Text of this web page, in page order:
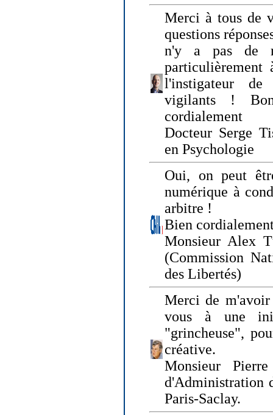
Merci à tous de
questions
n'y a pas de
l'instigateur de
vigilants !
cordialement
Docteur Serge
en Psychologie
Oui, on peut
numérique à
arbitre !
Bien
Monsieur Alex
(Commission
des Libertés)
Merci de
vous à une
"grincheuse",
créative.
Monsieur
d'Administration
Paris-Saclay.